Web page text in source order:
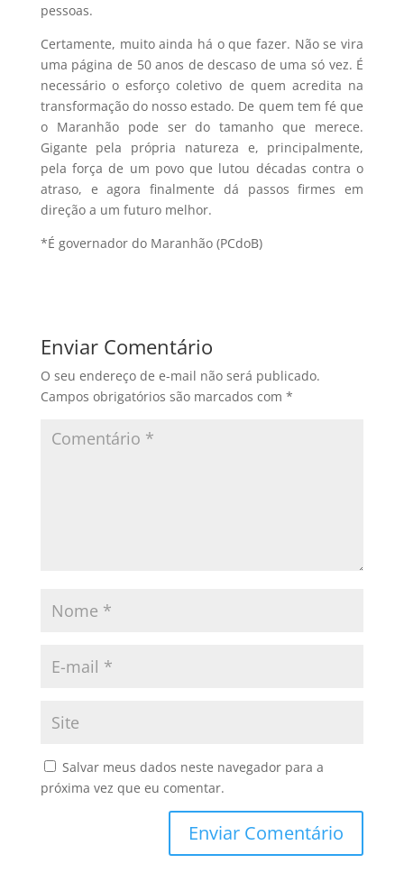
pessoas.
Certamente, muito ainda há o que fazer. Não se vira
uma página de 50 anos de descaso de uma só vez. É
necessário o esforço coletivo de quem acredita na
transformação do nosso estado. De quem tem fé que
o Maranhão pode ser do tamanho que merece.
Gigante pela própria natureza e, principalmente,
pela força de um povo que lutou décadas contra o
atraso, e agora finalmente dá passos firmes em
direção a um futuro melhor.
*É governador do Maranhão (PCdoB)
Enviar Comentário
O seu endereço de e-mail não será publicado.
Campos obrigatórios são marcados com *
Salvar meus dados neste navegador para a
próxima vez que eu comentar.